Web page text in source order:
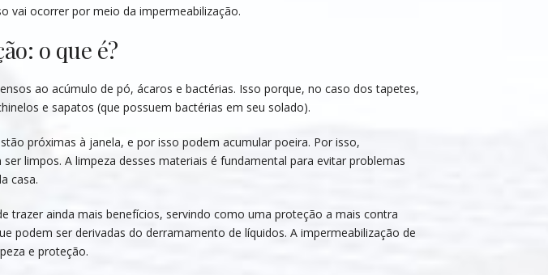
vai ocorrer por meio da impermeabilização.
o que é?
ao acúmulo de pó, ácaros e bactérias. Isso porque, no caso dos tapetes,
e sapatos (que possuem bactérias em seu solado).
próximas à janela, e por isso podem acumular poeira. Por isso,
limpos. A limpeza desses materiais é fundamental para evitar problemas
casa.
trazer ainda mais benefícios, servindo como uma proteção a mais contra
podem ser derivadas do derramamento de líquidos. A impermeabilização de
e proteção.